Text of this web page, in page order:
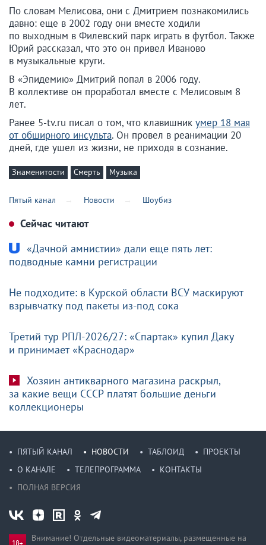
По словам Мелисова, они с Дмитрием познакомились
давно: еще в 2002 году они вместе ходили
по выходным в Филевский парк играть в футбол. Также
Юрий рассказал, что это он привел Иваново
в музыкальные круги.
В «Эпидемию» Дмитрий попал в 2006 году.
В коллективе он проработал вместе с Мелисовым 8
лет.
Ранее 5-tv.ru писал о том, что клавишник умер 18 мая
от обширного инсульта. Он провел в реанимации 20
дней, где ушел из жизни, не приходя в сознание.
Знаменитости Смерть Музыка
Пятый канал Новости Шоубиз
Сейчас читают
«Дачной амнистии» дали еще пять лет:
подводные камни регистрации
Не подходите: в Курской области ВСУ маскируют
взрывчатку под пакеты из-под сока
Третий тур РПЛ-2026/27: «Спартак» купил Даку
и принимает «Краснодар»
Хозяин антикварного магазина раскрыл,
за какие вещи СССР платят большие деньги
коллекционеры
ПЯТЫЙ КАНАЛ НОВОСТИ ТАБЛОИД
ПРОЕКТЫ
О КАНАЛЕ
ТЕЛЕПРОГРАММА
КОНТАКТЫ
ПОЛНАЯ ВЕРСИЯ
Внимание! Отдельные видеоматериалы, размещенные на